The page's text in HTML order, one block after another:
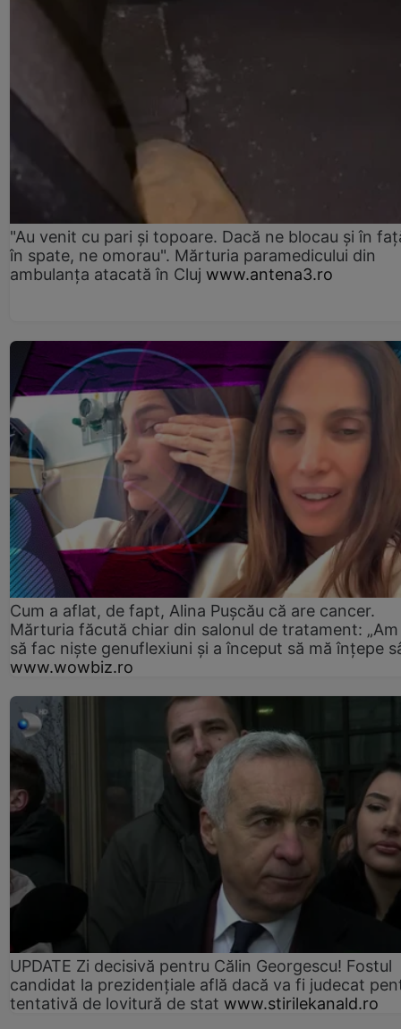
"Au venit cu pari și topoare. Dacă ne blocau şi în
în spate, ne omorau". Mărturia paramedicului din
ambulanţa atacată în Cluj www.antena3.ro
Cum a aflat, de fapt, Alina Pușcău că are cancer.
Mărturia făcută chiar din salonul de tratament:
să fac niște genuflexiuni și a început să mă înțepe
www.wowbiz.ro
UPDATE Zi decisivă pentru Călin Georgescu! Fostul
candidat la prezidențiale află dacă va fi judecat
tentativă de lovitură de stat www.stirilekanald.ro